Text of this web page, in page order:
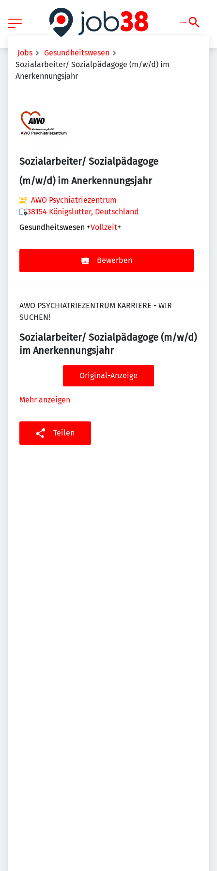
Jobs
Gesundheitswesen
Sozialarbeiter/ Sozialpädagoge (m/w/d) im
Anerkennungsjahr
Sozialarbeiter/ Sozialpädagoge
(m/w/d) im Anerkennungsjahr
AWO Psychiatriezentrum
38154 Königslutter, Deutschland
Gesundheitswesen +Vollzeit+
Bewerben
AWO PSYCHIATRIEZENTRUM KARRIERE - WIR
SUCHEN!
Sozialarbeiter/ Sozialpädagoge (m/w/d)
im Anerkennungsjahr
Original-Anzeige
Mehr anzeigen
Teilen